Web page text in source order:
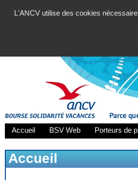
L'ANCV utilise des cookies
Accueil BSV Web Porteurs de
Accueil